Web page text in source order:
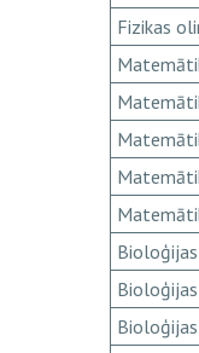
Fizikas